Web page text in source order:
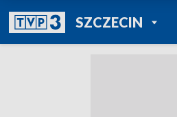
SZCZECINPOWRÓT DO
TVP REGIONY